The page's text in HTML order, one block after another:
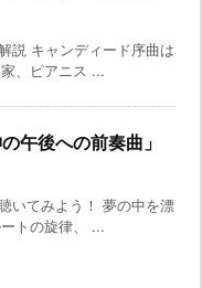
説 キャンディード序曲は
、ピアニス ...
午後への前奏曲」
いてみよう！ 夢の中を漂
トの旋律、 ...